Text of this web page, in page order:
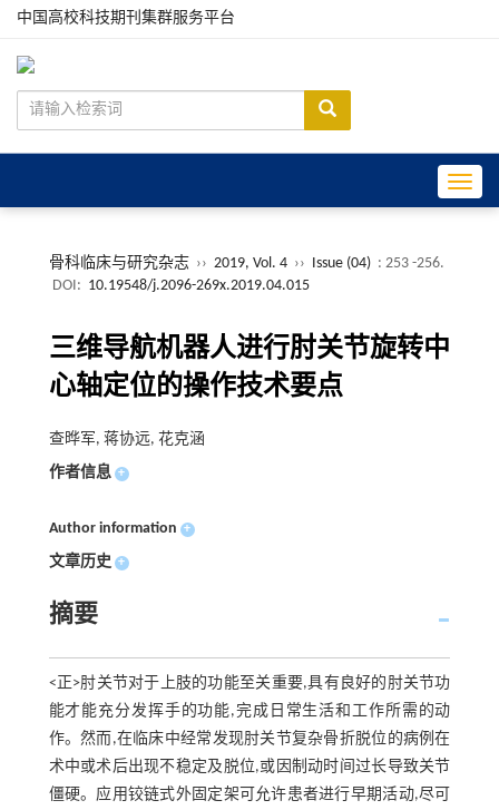
中国高校科技期刊集群服务平台
骨科临床与研究杂志 ›› 2019, Vol. 4 ›› Issue (04) : 253 -256.
DOI: 10.19548/j.2096-269x.2019.04.015
三维导航机器人进行肘关节旋转中
心轴定位的操作技术要点
查晔军, 蒋协远, 花克涵
作者信息 +
Author information +
文章历史 +
摘要
<正>肘关节对于上肢的功能至关重要,具有良好的肘关节功
能才能充分发挥手的功能,完成日常生活和工作所需的动
作。然而,在临床中经常发现肘关节复杂骨折脱位的病例在
术中或术后出现不稳定及脱位,或因制动时间过长导致关节
僵硬。应用铰链式外固定架可允许患者进行早期活动,尽可